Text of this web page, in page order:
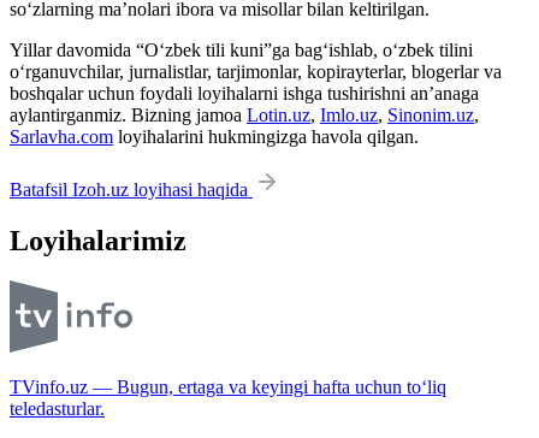
so‘zlarning ma’nolari ibora va misollar bilan keltirilgan.
Yillar davomida “O‘zbek tili kuni”ga bag‘ishlab, o‘zbek tilini
o‘rganuvchilar, jurnalistlar, tarjimonlar, kopirayterlar, blogerlar va
boshqalar uchun foydali loyihalarni ishga tushirishni an’anaga
aylantirganmiz. Bizning jamoa Lotin.uz, Imlo.uz, Sinonim.uz,
Sarlavha.com loyihalarini hukmingizga havola qilgan.
Batafsil Izoh.uz loyihasi haqida
Loyihalarimiz
TVinfo.uz — Bugun, ertaga va keyingi hafta uchun to‘liq
teledasturlar.